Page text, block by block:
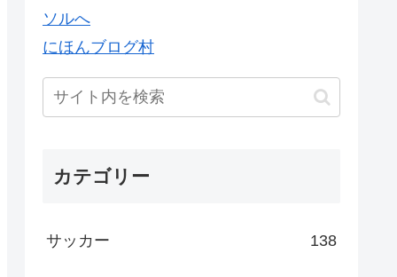
にほんブログ村
カテゴリー
サッカー 138